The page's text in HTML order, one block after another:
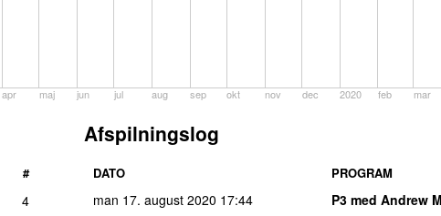
apr maj jun jul aug sep okt nov dec 2020 feb mar
#
4
Afspilningslog
DATO PROGRAM
man 17. august 2020 17:44
P3 med Andrew